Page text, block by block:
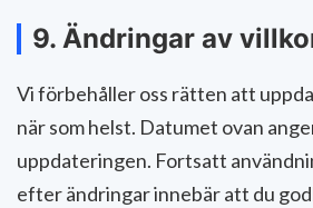
9. Ändringar av
Vi förbehåller oss rätten att
när som helst. Datumet ovan
uppdateringen. Fortsatt
efter ändringar innebär att du